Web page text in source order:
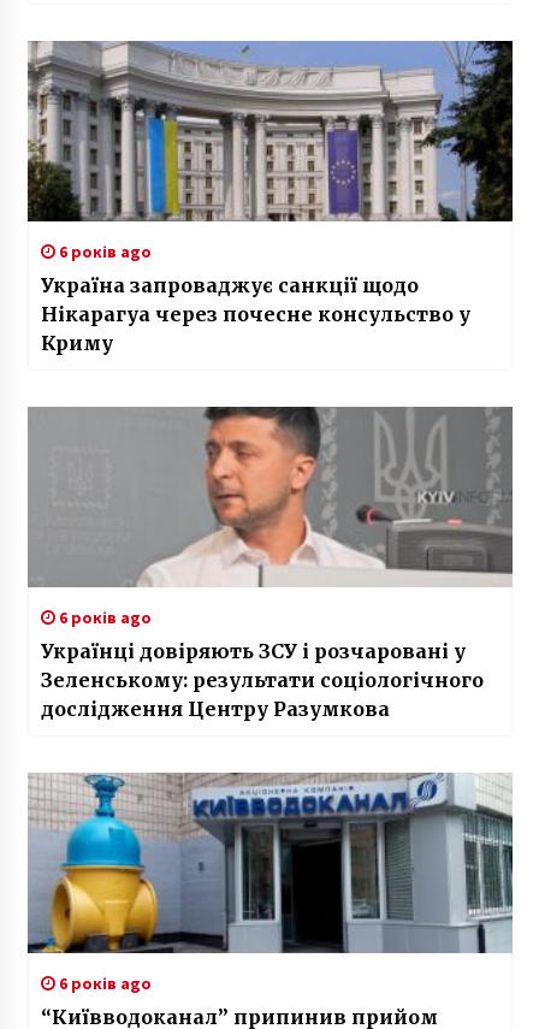
6 років ago
Україна запроваджує санкції щодо
Нікарагуа через почесне консульство у
Криму
6 років ago
Українці довіряють ЗСУ і розчаровані у
Зеленському: результати соціологічного
дослідження Центру Разумкова
6 років ago
“Київводоканал” припинив прийом